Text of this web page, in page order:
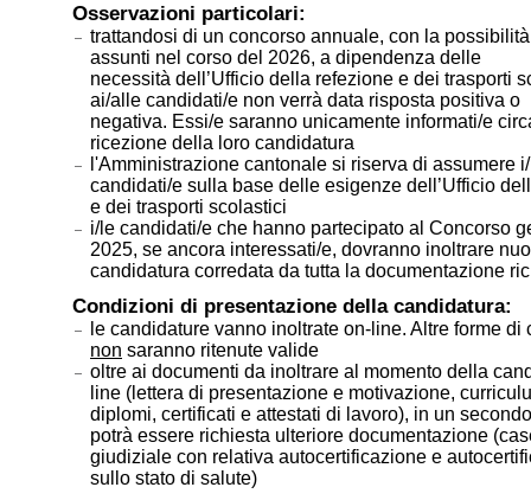
Osservazioni particolari:
trattandosi di un concorso annuale, con la
assunti nel corso del 2026, a dipendenza delle
necessità dell’Ufficio della refezione e dei trasporti
ai/alle candidati/e non verrà data risposta positiva o
negativa. Essi/e saranno unicamente informati/e
ricezione della loro candidatura
l'Amministrazione cantonale si riserva di assumere
candidati/e sulla base delle esigenze dell’Ufficio
e dei trasporti scolastici
i/le candidati/e che hanno partecipato al Concorso
2025, se ancora interessati/e, dovranno inoltrare
candidatura corredata da tutta la documentazione
Condizioni di presentazione della candidatura:
le candidature vanno inoltrate on-line. Altre forme di
non saranno ritenute valide
oltre ai documenti da inoltrare al momento della
line (lettera di presentazione e motivazione,
diplomi, certificati e attestati di lavoro), in un
potrà essere richiesta ulteriore documentazione
giudiziale con relativa autocertificazione e
sullo stato di salute)